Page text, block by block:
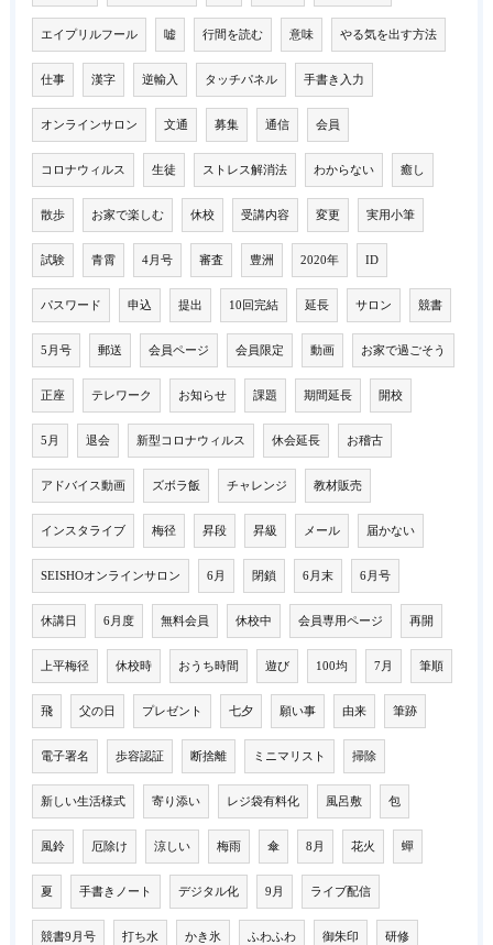
エイプリルフール 嘘 行間を読む 意味 やる気を出す方法
仕事 漢字 逆輸入 タッチパネル 手書き入力
オンラインサロン 文通 募集 通信 会員
コロナウィルス 生徒 ストレス解消法 わからない 癒し
散歩 お家で楽しむ 休校 受講内容 変更 実用小筆
試験 青霄 4月号 審査 豊洲 2020年 ID
パスワード 申込 提出 10回完結 延長 サロン 競書
5月号 郵送 会員ページ 会員限定 動画 お家で過ごそう
正座 テレワーク お知らせ 課題 期間延長 開校
5月 退会 新型コロナウィルス 休会延長 お稽古
アドバイス動画 ズボラ飯 チャレンジ 教材販売
インスタライブ 梅径 昇段 昇級 メール 届かない
SEISHOオンラインサロン 6月 閉鎖 6月末 6月号
休講日 6月度 無料会員 休校中 会員専用ページ 再開
上平梅径 休校時 おうち時間 遊び 100均 7月 筆順
飛 父の日 プレゼント 七夕 願い事 由来 筆跡
電子署名 歩容認証 断捨離 ミニマリスト 掃除
新しい生活様式 寄り添い レジ袋有料化 風呂敷 包
風鈴 厄除け 涼しい 梅雨 傘 8月 花火 蟬
夏 手書きノート デジタル化 9月 ライブ配信
競書9月号 打ち水 かき氷 ふわふわ 御朱印 研修